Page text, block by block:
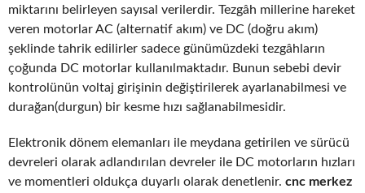
miktarını belirleyen sayısal verilerdir. Tezgâh millerine hareket
veren motorlar AC (alternatif akım) ve DC (doğru akım)
şeklinde tahrik edilirler sadece günümüzdeki tezgâhların
çoğunda DC motorlar kullanılmaktadır. Bunun sebebi devir
kontrolünün voltaj girişinin değiştirilerek ayarlanabilmesi ve
durağan(durgun) bir kesme hızı sağlanabilmesidir.
Elektronik dönem elemanları ile meydana getirilen ve sürücü
devreleri olarak adlandırılan devreler ile DC motorların hızları
ve momentleri oldukça duyarlı olarak denetlenir. cnc merkez